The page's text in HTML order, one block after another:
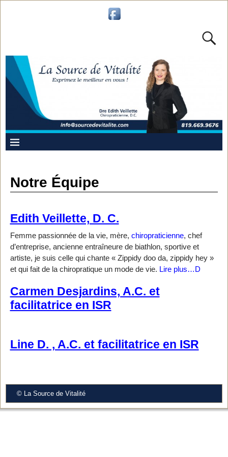
Notre Équipe
Edith Veillette, D. C.
Femme passionnée de la vie, mère, chiropraticienne, chef
d’entreprise, ancienne entraîneure de biathlon, sportive et
artiste, je suis celle qui chante « Zippidy doo da, zippidy hey »
et qui fait de la chiropratique un mode de vie. Lire plus…D
Carmen Desjardins, A.C. et
facilitatrice en ISR
Line D. , A.C. et facilitatrice en ISR
© La Source de Vitalité